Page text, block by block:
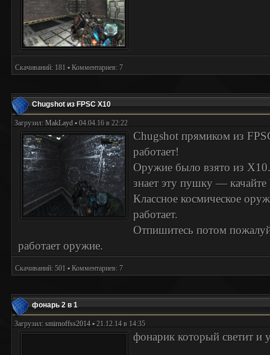
Скачиваний: 181 ▪ Комментариев: 7
Chugshot из FPSC X10
Загрузил: MakLayd ▪ 04.04.16 в 22:22
Chugshot прямиком из
работает!
Оружие было взято из
знает эту пушку — качайте
Классное космическое
работает.
Отпишитесь потом
работает оружие.
Скачиваний: 501 ▪ Комментариев: 7
фонарь 2 в 1
Загрузил: smirnoffss2014 ▪ 21.12.14 в 14:35
фонарик который светит и